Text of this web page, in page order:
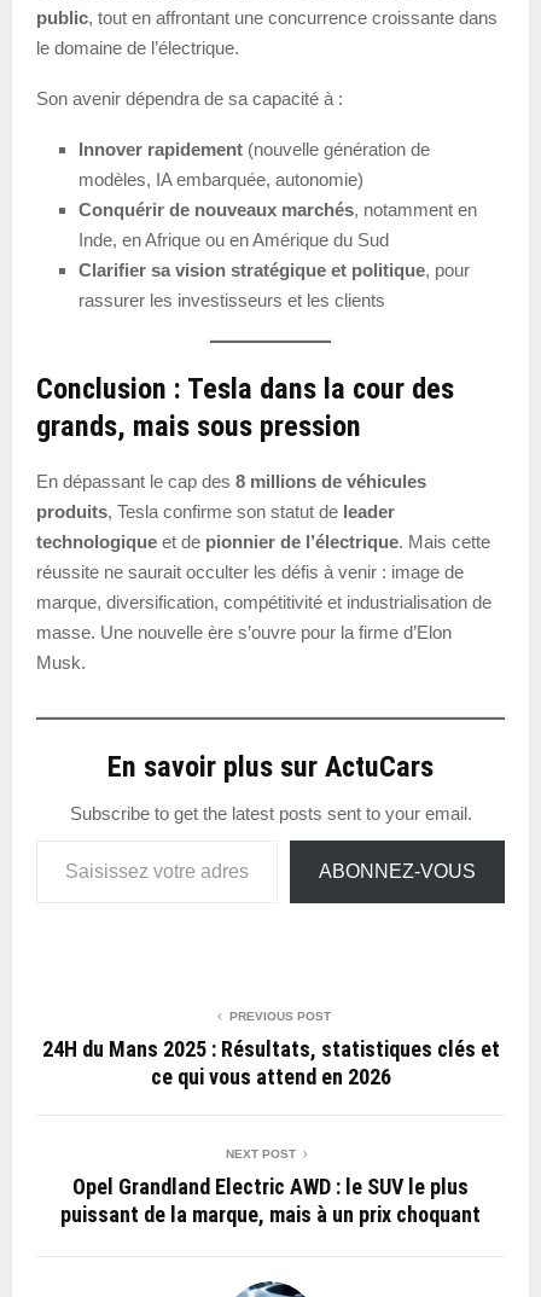
public, tout en affrontant une concurrence croissante dans
le domaine de l’électrique.
Son avenir dépendra de sa capacité à :
Innover rapidement (nouvelle génération de
modèles, IA embarquée, autonomie)
Conquérir de nouveaux marchés, notamment en
Inde, en Afrique ou en Amérique du Sud
Clarifier sa vision stratégique et politique, pour
rassurer les investisseurs et les clients
Conclusion : Tesla dans la cour des
grands, mais sous pression
En dépassant le cap des 8 millions de véhicules
produits, Tesla confirme son statut de leader
technologique et de pionnier de l’électrique. Mais cette
réussite ne saurait occulter les défis à venir : image de
marque, diversification, compétitivité et industrialisation de
masse. Une nouvelle ère s’ouvre pour la firme d’Elon
Musk.
En savoir plus sur ActuCars
Subscribe to get the latest posts sent to your email.
ABONNEZ-VOUS
PREVIOUS POST
24H du Mans 2025 : Résultats, statistiques clés et
ce qui vous attend en 2026
NEXT POST
Opel Grandland Electric AWD : le SUV le plus
puissant de la marque, mais à un prix choquant